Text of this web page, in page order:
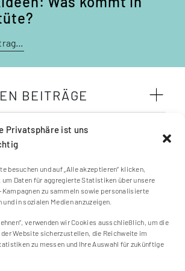
Privatsphäre ist uns
besuchen und auf „Alle akzeptieren“ klicken,
um Daten für aggregierte Statistiken über unsere
zu sammeln sowie personalisierte
in sozialen Medien anzuzeigen.
verwenden wir Cookies ausschließlich, um die
Website sicherzustellen, die Reichweite im
zu messen und Ihre Auswahl für zukünftige
BEITRÄGE